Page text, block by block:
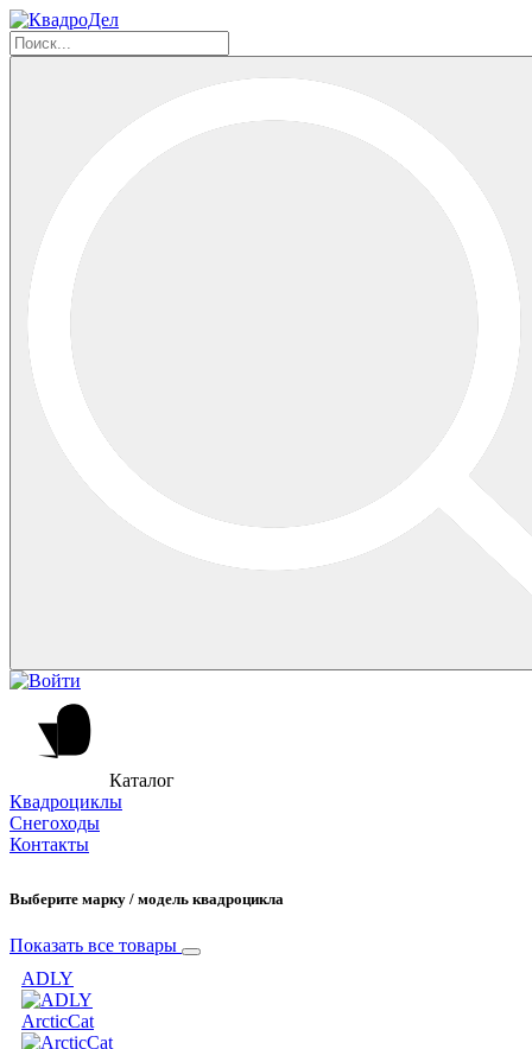
Каталог
Квадроциклы
Снегоходы
Контакты
Выберите марку / модель квадроцикла
Показать все товары
ADLY
ArcticCat